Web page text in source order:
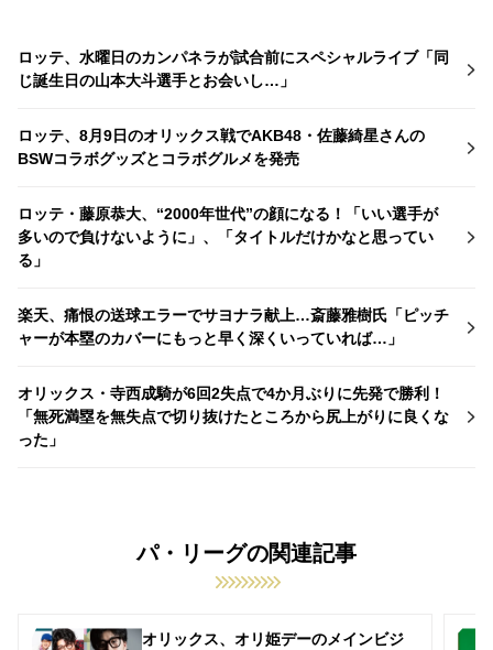
ロッテ、水曜日のカンパネラが試合前にスペシャルライブ「同
じ誕生日の山本大斗選手とお会いし…」
ロッテ、8月9日のオリックス戦でAKB48・佐藤綺星さんの
BSWコラボグッズとコラボグルメを発売
ロッテ・藤原恭大、“2000年世代”の顔になる！「いい選手が
多いので負けないように」、「タイトルだけかなと思ってい
る」
楽天、痛恨の送球エラーでサヨナラ献上…斎藤雅樹氏「ピッチ
ャーが本塁のカバーにもっと早く深くいっていれば…」
オリックス・寺西成騎が6回2失点で4か月ぶりに先発で勝利！
「無死満塁を無失点で切り抜けたところから尻上がりに良くな
った」
パ・リーグの関連記事
オリックス、オリ姫デーのメインビジ